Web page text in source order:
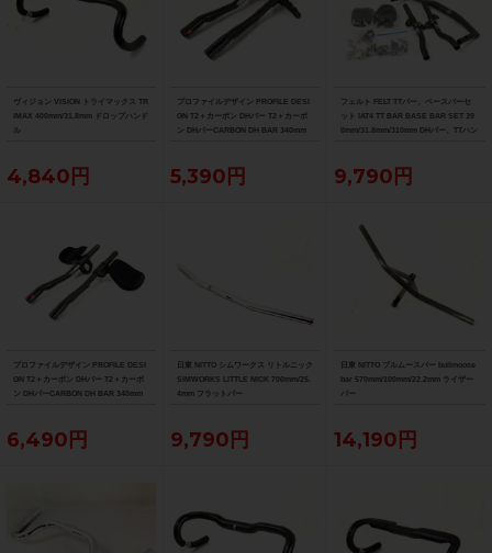
ヴィジョン VISION トライマックス TR
IMAX 400mm/31.8mm ドロップハンド
ル
4,840円
プロファイルデザイン PROFILE DESI
GN T2＋カーボン DHバー T2＋カーボ
ン DHバーCARBON DH BAR 340mm
5,390円
フェルト FELT TTバー、ベースバーセ
ット IAT4 TT BAR BASE BAR SET 39
0mm/31.8mm/310mm DHバー、TTハン
9,790円
プロファイルデザイン PROFILE DESI
GN T2＋カーボン DHバー T2＋カーボ
ン DHバーCARBON DH BAR 340mm
6,490円
日東 NITTO シムワークス リトルニック
SIMWORKS LITTLE NICK 700mm/25.
4mm フラットバー
9,790円
日東 NITTO ブルムースバー bullmoose
bar 570mm/100mm/22.2mm ライザー
バー
14,190円